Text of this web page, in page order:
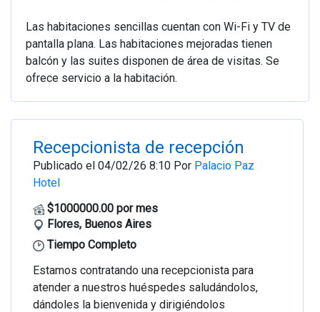
Las habitaciones sencillas cuentan con Wi-Fi y TV de
pantalla plana. Las habitaciones mejoradas tienen
balcón y las suites disponen de área de visitas. Se
ofrece servicio a la habitación.
Recepcionista de recepción
Publicado el 04/02/26 8:10 Por Palacio Paz
Hotel
$1000000.00 por mes
Flores, Buenos Aires
Tiempo Completo
Estamos contratando una recepcionista para
atender a nuestros huéspedes saludándolos,
dándoles la bienvenida y dirigiéndolos